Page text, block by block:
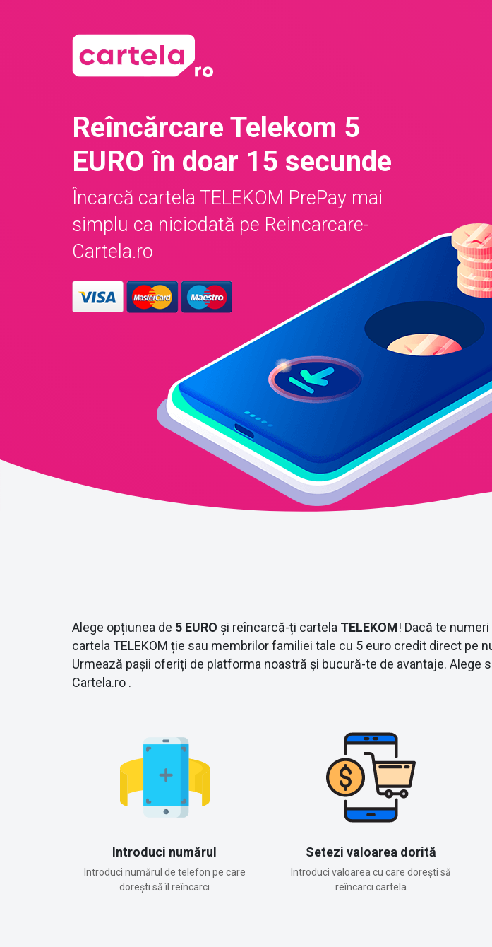
Reîncărcare Telekom 5
EURO în doar 15 secunde
Încarcă cartela TELEKOM PrePay mai
simplu ca niciodată pe Reincarcare-
Cartela.ro
Alege opțiunea de 5 EURO și reîncarcă-ți cartela TELEKOM! Dacă te
cartela TELEKOM ție sau membrilor familiei tale cu 5 euro credit direct pe
Urmează pașii oferiți de platforma noastră și bucură-te de avantaje. Alege
Cartela.ro .
Introduci numărul
Introduci numărul de telefon pe care
dorești să îl reîncarci
Setezi valoarea dorită
Introduci valoarea cu care dorești să
reîncarci cartela